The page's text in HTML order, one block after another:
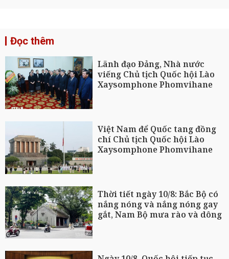
Đọc thêm
Lãnh đạo Đảng, Nhà nước
viếng Chủ tịch Quốc hội Lào
Xaysomphone Phomvihane
Việt Nam để Quốc tang đồng
chí Chủ tịch Quốc hội Lào
Xaysomphone Phomvihane
Thời tiết ngày 10/8: Bắc Bộ có
nắng nóng và nắng nóng gay
gắt, Nam Bộ mưa rào và dông